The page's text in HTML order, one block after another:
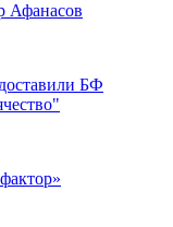
Афанасов
БФ